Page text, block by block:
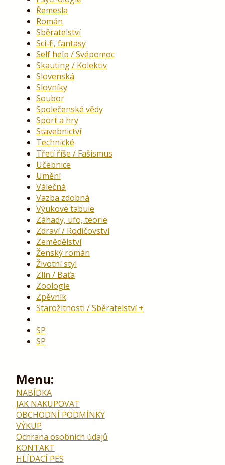
Řemesla
Román
Sběratelství
Sci-fi, fantasy
Self help / Svépomoc
Skauting / Kolektiv
Slovenská
Slovníky
Soubor
Společenské vědy
Sport a hry
Stavebnictví
Technické
Třetí říše / Fašismus
Učebnice
Umění
Válečná
Vazba zdobná
Výukové tabule
Záhady, ufo, teorie
Zdraví / Rodičovství
Zemědělství
Ženský román
Životní styl
Zlín / Baťa
Zoologie
Zpěvník
Starožitnosti / Sběratelství
SP
SP
Menu:
NABÍDKA
JAK NAKUPOVAT
OBCHODNÍ PODMÍNKY
VÝKUP
Ochrana osobních údajů
KONTAKT
HLÍDACÍ PES